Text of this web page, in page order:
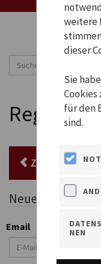
weitere
dieser
Sie
für den
sind.
NEN
ZURÜCK ZUR
Neues Konto
Email